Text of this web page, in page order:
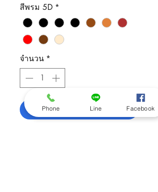
สีพรม 5D *
จำนวน *
เพิ่มลงในรถเข็น
Phone Line Facebook